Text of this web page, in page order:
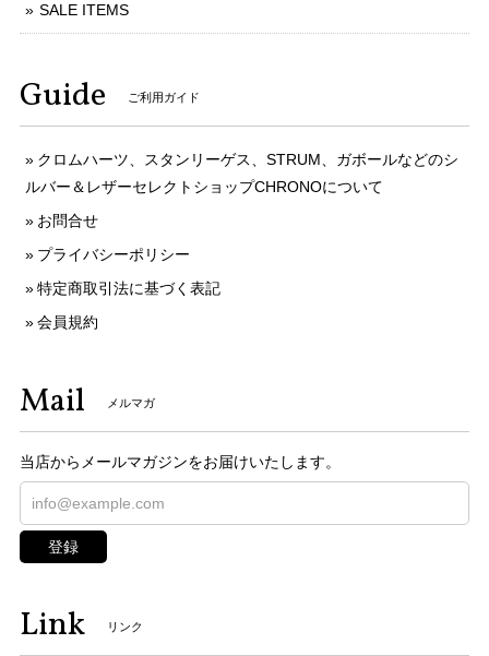
SALE ITEMS
Guide ご利用ガイド
クロムハーツ、スタンリーゲス、STRUM、ガボールなどのシ
ルバー＆レザーセレクトショップCHRONOについて
お問合せ
プライバシーポリシー
特定商取引法に基づく表記
会員規約
Mail メルマガ
当店からメールマガジンをお届けいたします。
登録
Link リンク